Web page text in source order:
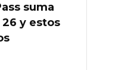
suma
26 y estos